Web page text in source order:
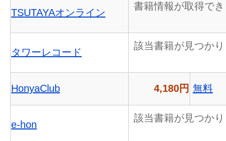
TSUTAYAオンライン
書籍情報が取得で
タワーレコード
該当書籍が見つか
HonyaClub 4,180円 無料
e-hon
該当書籍が見つか